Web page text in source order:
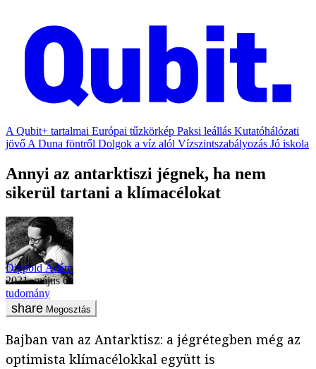
A Qubit+ tartalmai Európai tűzkörkép Paksi leállás Kutatóhálózati
jövő A Duna föntről Dolgok a víz alól Vízszintszabályozás Jó iskola
Annyi az antarktiszi jégnek, ha nem
sikerül tartani a klímacélokat
Dippold Ádám
2021. május 6.
tudomány
Megosztás
Bajban van az Antarktisz: a jégrétegben még az
optimista klímacélokkal együtt is